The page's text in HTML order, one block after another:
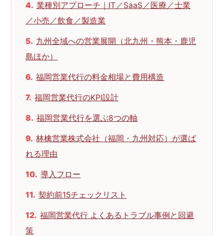
業種別アプローチ｜IT／SaaS／医療／士業
／小売／飲食／製造業
九州全域への営業展開（北九州・熊本・鹿児
島ほか）
福岡営業代行の料金相場と費用構造
福岡営業代行のKPI設計
福岡営業代行を選ぶ8つの軸
林檎営業株式会社（福岡・九州対応）が選ば
れる理由
導入フロー
契約前15チェックリスト
福岡営業代行 よくあるトラブル事例と回避
策